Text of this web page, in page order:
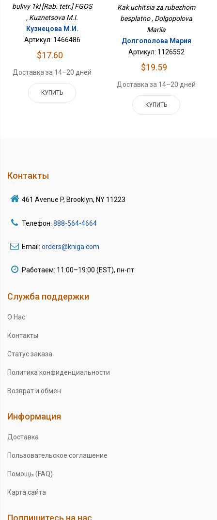
bukvy 1kl [Rab. tetr.] FGOS
, Kuznetsova M.I.
Кузнецова М.И.
Артикул: 1466486
$17.60
Доставка за 14–20 дней
КУПИТЬ
Kak uchit'sia za rubezhom
besplatno , Dolgopolova
Mariia
Долгополова Мария
Артикул: 1126552
$19.59
Доставка за 14–20 дней
КУПИТЬ
Контакты
461 Avenue P, Brooklyn, NY 11223
Телефон: 888-564-4664
Email: orders@kniga.com
Работаем: 11:00–19:00 (EST), пн-пт
Служба поддержки
О Нас
Контакты
Статус заказа
Политика конфиденциальности
Возврат и обмен
Информация
Доставка
Пользовательское соглашение
Помощь (FAQ)
Карта сайта
Подпишитесь на нас